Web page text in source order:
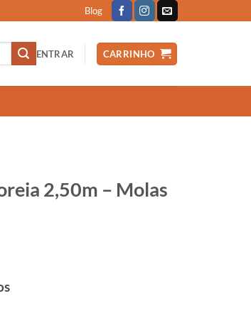
Blog
ENTRAR CARRINHO
2,50m – Molas